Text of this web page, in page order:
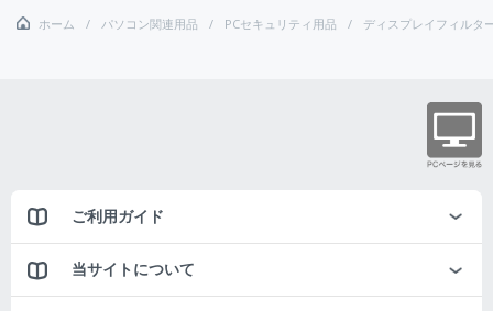
ホーム パソコン関連用品 PCセキュリティ用品 ディスプレイフィルタ
ご利用ガイド
当サイトについて